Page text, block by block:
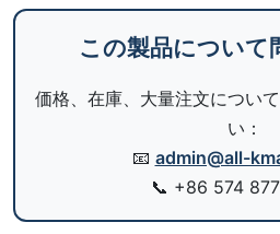
この製品について
価格、在庫、大量注文につい
い：
📧 admin@all-
📞 +86 574